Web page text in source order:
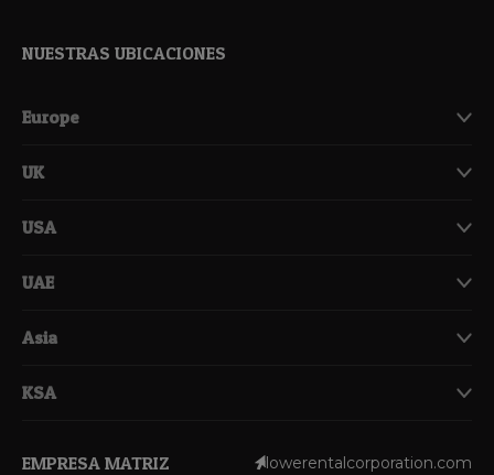
NUESTRAS UBICACIONES
Europe
UK
USA
UAE
Asia
KSA
EMPRESA MATRIZ lowerentalcorporation.com